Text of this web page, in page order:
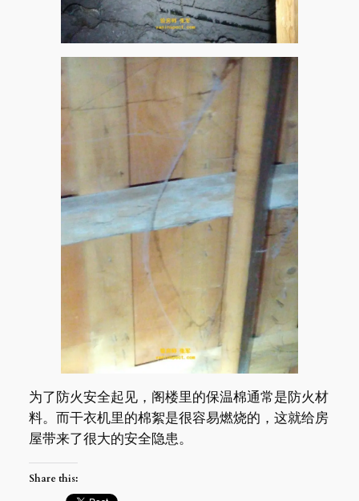
为了防火安全起见，阁楼里的保温棉通常是防火材
料。而干衣机里的棉絮是很容易燃烧的，这就给房
屋带来了很大的安全隐患。
Share this: